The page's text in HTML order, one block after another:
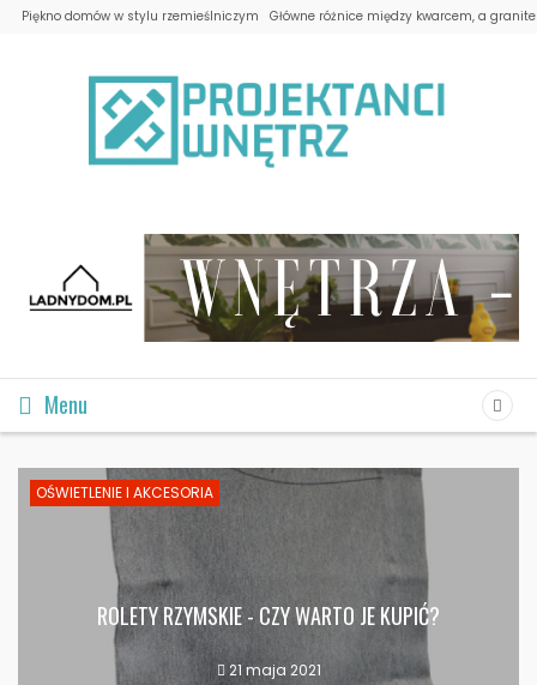
Piękno domów w stylu rzemieślniczym Główne różnice między kwarcem, a
Menu
OŚWIETLENIE I AKCESORIA
ROLETY RZYMSKIE - CZY WARTO JE KUPIĆ?
21 maja 2021